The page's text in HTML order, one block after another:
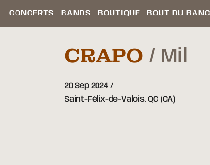
CONCERTS BANDS BOUTIQUE BOUT DU BANC
CRAPO Mil
20 Sep 2024
Saint-Félix-de-Valois,QC (CA)